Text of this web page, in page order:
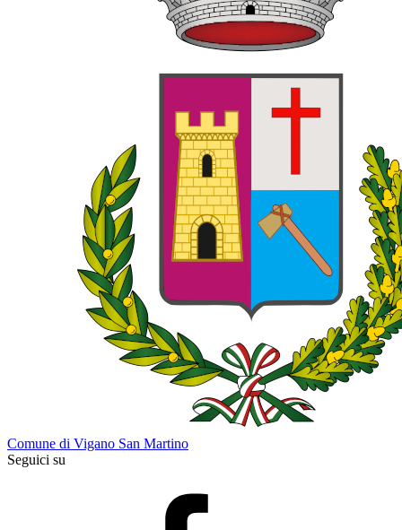
Comune di Vigano San Martino
Seguici su